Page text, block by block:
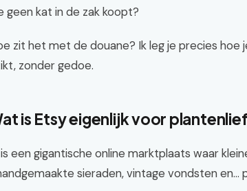
geen kat in de zak koopt?
zit het met de douane? Ik leg je precies
zonder gedoe.
is Etsy eigenlijk voor
een gigantische online marktplaats waar
sieraden, vintage vondsten en...